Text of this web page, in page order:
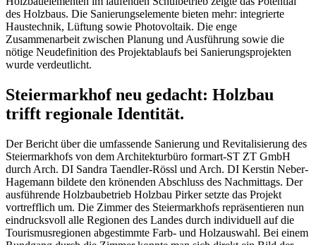
des Holzbaus. Die Sanierungselemente bieten mehr: integrierte
Haustechnik, Lüftung sowie Photovoltaik. Die enge
Zusammenarbeit zwischen Planung und Ausführung sowie die
nötige Neudefinition des Projektablaufs bei Sanierungsprojekten
wurde verdeutlicht.
Steiermarkhof neu gedacht: Holzbau
trifft regionale Identität.
Der Bericht über die umfassende Sanierung und Revitalisierung des
Steiermarkhofs von dem Architekturbüro formart-ST ZT GmbH
durch Arch. DI Sandra Taendler-Rössl und Arch. DI Kerstin Neber-
Hagemann bildete den krönenden Abschluss des Nachmittags. Der
ausführende Holzbaubetrieb Holzbau Pirker setzte das Projekt
vortrefflich um. Die Zimmer des Steiermarkhofs repräsentieren nun
eindrucksvoll alle Regionen des Landes durch individuell auf die
Tourismusregionen abgestimmte Farb- und Holzauswahl. Bei einem